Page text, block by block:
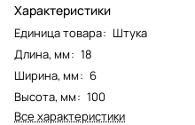
Характеристики
Единица товара: Штука
Длина, мм: 18
Ширина, мм: 6
Высота, мм: 100
Все характеристики